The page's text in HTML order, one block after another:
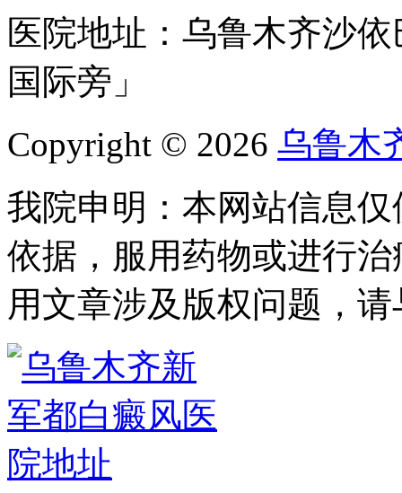
医院地址：乌鲁木齐沙
国际旁」
Copyright © 2026 乌鲁木
我院申明：本网站信息
依据，服用药物或进行
用文章涉及版权问题，